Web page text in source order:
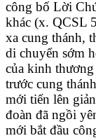
công bố Lời
khác (x. QCSL
xa cung thánh,
di chuyển sớm
của kinh
trước cung
mới tiến lên
đoàn đã ngồi
mới bắt đầu